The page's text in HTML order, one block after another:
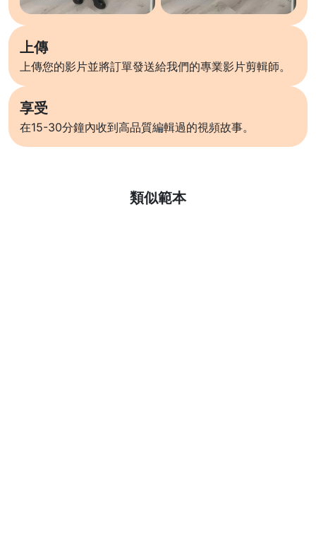
上傳
上傳您的影片並將訂單發送給我們的專業影片剪輯師。
享受
在15-30分鐘內收到高品質編輯過的視頻故事。
類似範本
了解更多